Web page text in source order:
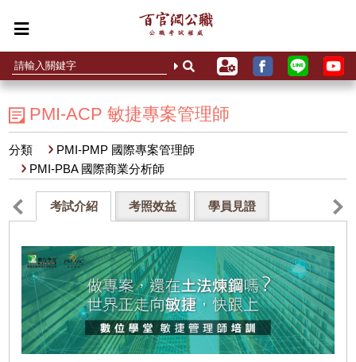
PMI-ACP 敏捷專案管理師
分類
PMI-PMP 國際專案管理師
PMI-PBA 國際商業分析師
考試介紹 考照效益 學員見證